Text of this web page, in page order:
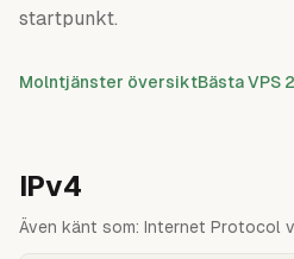
startpunkt.
Molntjänster översiktBästa VPS
IPv4
Även känt som: Internet Protocol